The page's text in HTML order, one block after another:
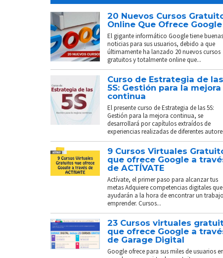
20 Nuevos Cursos
Online Que Ofrece Google
El gigante informático Google tiene buenas
noticias para sus usuarios, debido a que
últimamente ha lanzado 20 nuevos cursos
gratuitos y totalmente online que...
Curso de Estrategia de las
5S: Gestión para la mejora
continua
El presente curso de Estrategia de las 5S:
Gestión para la mejora continua, se
desarrollará por capítulos extraídos de
experiencias realizadas de diferentes
9 Cursos Virtuales
que ofrece Google a
de ACTÍVATE
Actívate, el primer paso para alcanzar tus
metas Adquiere competencias digitales
ayudarán a la hora de encontrar un
emprender. Cursos...
23 Cursos virtuales
que ofrece Google a
de Garage Digital
Google ofrece para sus miles de usuarios